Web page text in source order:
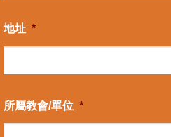
地址 *
所屬教會/單位 *